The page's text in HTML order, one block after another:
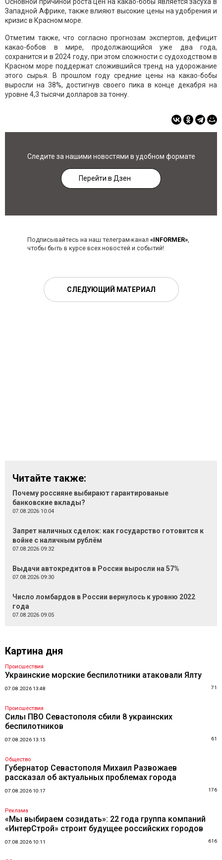
Западной Африке, также влияют высокие цены на удобрения и
кризис в Красном море.
Отметим также, что согласно прогнозам экспертов, дефицит
какао-бобов в мире, продолжающийся уже два года,
сохранится и в 2024 году, при этом сложности с судоходством в
Красном море поддержат сложившийся тренд на удорожание
этого сырья. В прошлом году средние цены на какао-бобы
выросли на 38%, достигнув своего пика в конце декабря на
уровне 4,3 тысячи долларов за тонну.
Следите за нашими новостями в удобном формате
Перейти в Дзен
Подписывайтесь на наш телеграм-канал «INFORMER»,
чтобы быть в курсе всех новостей и событий!
СЛЕДУЮЩИЙ МАТЕРИАЛ
Читайте также:
Почему россияне выбирают гарантированые
банковские вклады?
07.08.2026 10:04
Запрет наличных сделок: как государство готовится к
войне с наличным рублём
07.08.2026 09:32
Выдачи автокредитов в России выросли на 57%
07.08.2026 09:30
Число ломбардов в России вернулось к уровню 2022
года
07.08.2026 09:05
Картина дня
Происшествия
Украинские морские беспилотники атаковали Ялту
07.08.2026 13:48 71
Происшествия
Силы ПВО Севастополя сбили 8 украинских
беспилотников
07.08.2026 13:15 61
Общество
Губернатор Севастополя Михаил Развожаев
рассказал об актуальных проблемах города
07.08.2026 10:17 176
Реклама
«Мы выбираем созидать»: 22 года группа компаний
«ИнтерСтрой» строит будущее российских городов
07.08.2026 10:11 616